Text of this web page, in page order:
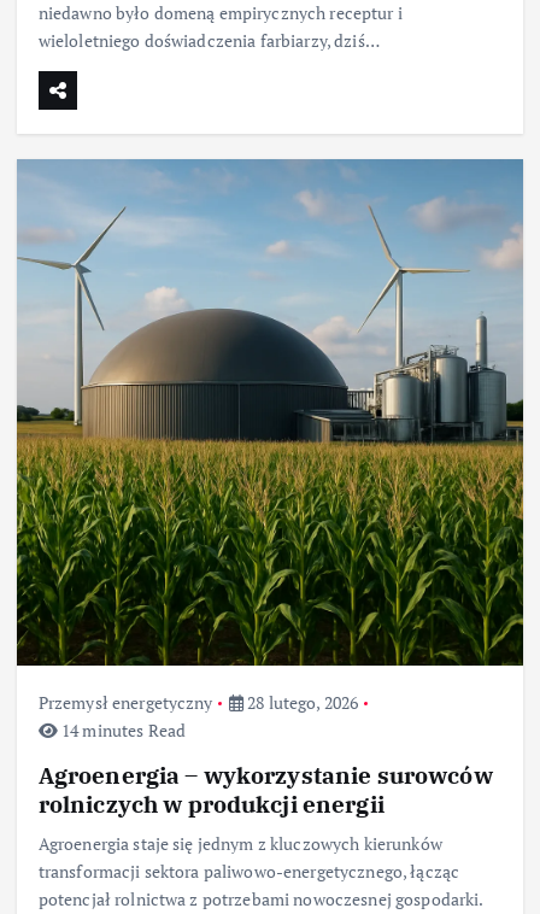
niedawno było domeną empirycznych receptur i
wieloletniego doświadczenia farbiarzy, dziś…
Przemysł energetyczny
28 lutego, 2026
14 minutes Read
Agroenergia – wykorzystanie surowców
rolniczych w produkcji energii
Agroenergia staje się jednym z kluczowych kierunków
transformacji sektora paliwowo-energetycznego, łącząc
potencjał rolnictwa z potrzebami nowoczesnej gospodarki.